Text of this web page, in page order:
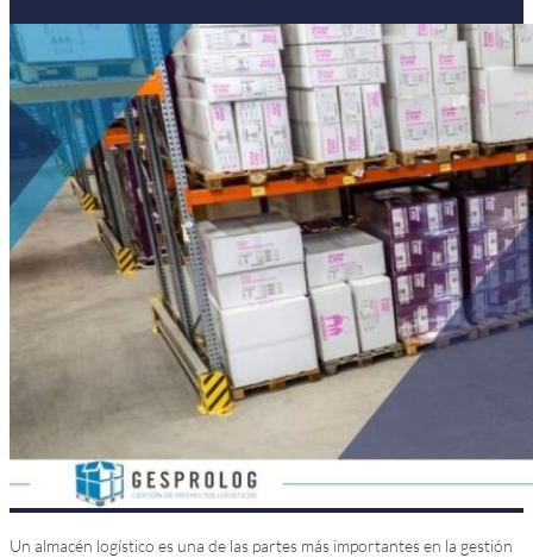
Un almacén logístico es una de las partes más importantes en la gestión